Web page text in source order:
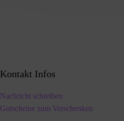
Kontakt Infos
Nachricht schreiben
Gutscheine zum Verschenken